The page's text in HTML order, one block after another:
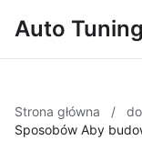
Auto Tuning
Strona główna /
Sposobów Aby